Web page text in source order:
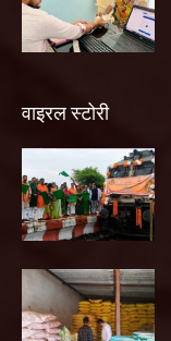
वाइरल स्टोरी